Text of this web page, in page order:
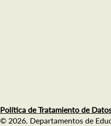
Política de Tratamiento de
© 2026. Departamentos de